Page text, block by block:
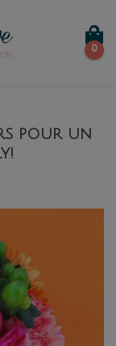
0
pour un